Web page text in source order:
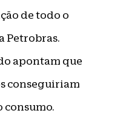
de todo o
Petrobras.
apontam que
conseguiriam
consumo.